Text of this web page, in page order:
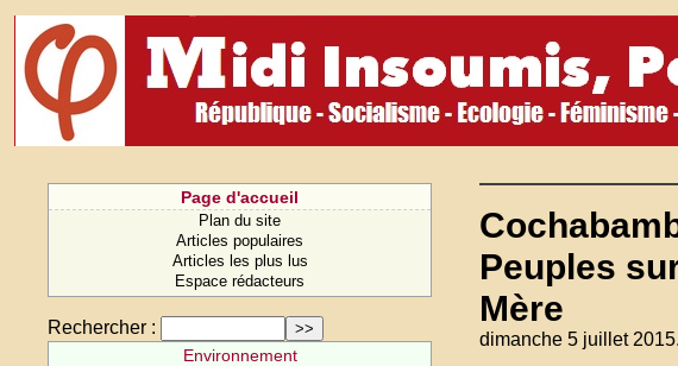
Page d'accueil
Plan du site
Articles populaires
Articles les plus lus
Espace rédacteurs
Rechercher :
Environnement
Peuples
Mère
dimanche 5 juillet 2015.